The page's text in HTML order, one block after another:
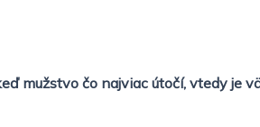
mužstvo čo najviac útočí, vtedy je